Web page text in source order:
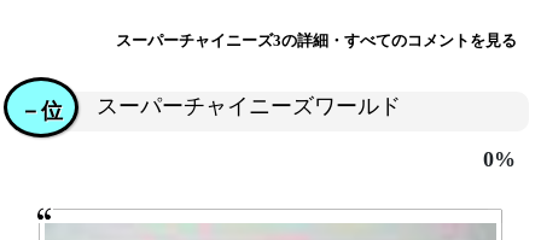
スーパーチャイニーズ3の詳細・すべてのコメントを見る
スーパーチャイニーズワールド
－位
0%